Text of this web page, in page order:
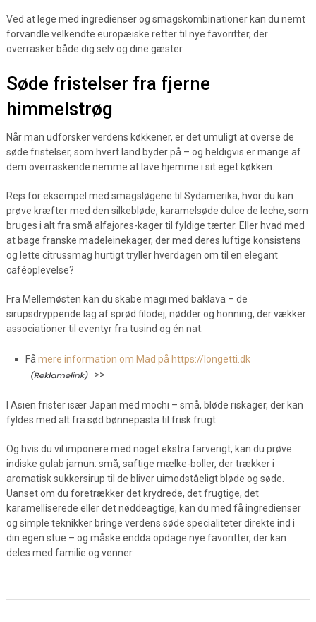
Ved at lege med ingredienser og smagskombinationer kan du nemt
forvandle velkendte europæiske retter til nye favoritter, der
overrasker både dig selv og dine gæster.
Søde fristelser fra fjerne
himmelstrøg
Når man udforsker verdens køkkener, er det umuligt at overse de
søde fristelser, som hvert land byder på – og heldigvis er mange af
dem overraskende nemme at lave hjemme i sit eget køkken.
Rejs for eksempel med smagsløgene til Sydamerika, hvor du kan
prøve kræfter med den silkebløde, karamelsøde dulce de leche, som
bruges i alt fra små alfajores-kager til fyldige tærter. Eller hvad med
at bage franske madeleinekager, der med deres luftige konsistens
og lette citrussmag hurtigt tryller hverdagen om til en elegant
caféoplevelse?
Fra Mellemøsten kan du skabe magi med baklava – de
sirupsdryppende lag af sprød filodej, nødder og honning, der vækker
associationer til eventyr fra tusind og én nat.
Få mere information om Mad på https://longetti.dk
>>
I Asien frister især Japan med mochi – små, bløde riskager, der kan
fyldes med alt fra sød bønnepasta til frisk frugt.
Og hvis du vil imponere med noget ekstra farverigt, kan du prøve
indiske gulab jamun: små, saftige mælke-boller, der trækker i
aromatisk sukkersirup til de bliver uimodståeligt bløde og søde.
Uanset om du foretrækker det krydrede, det frugtige, det
karamelliserede eller det nøddeagtige, kan du med få ingredienser
og simple teknikker bringe verdens søde specialiteter direkte ind i
din egen stue – og måske endda opdage nye favoritter, der kan
deles med familie og venner.